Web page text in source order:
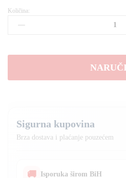
Solarni
reflektor
Gratis
Količina:
Sigurna kupovina
Brza dostava i plaćanje pouzećem
🚚 Isporuka širom BiH